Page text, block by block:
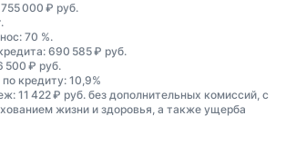
000 ₽ руб.
70 %.
690 585 ₽ руб.
500 ₽ руб.
кредиту: 10,9%
11 422 ₽ руб. без дополнительных комиссий, с
жизни и здоровья, а также ущерба